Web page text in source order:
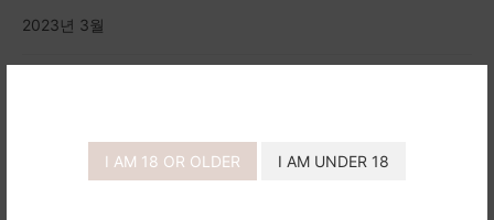
I AM 18 OR OLDER I AM UNDER 18
2023년 3월
2022년 12월